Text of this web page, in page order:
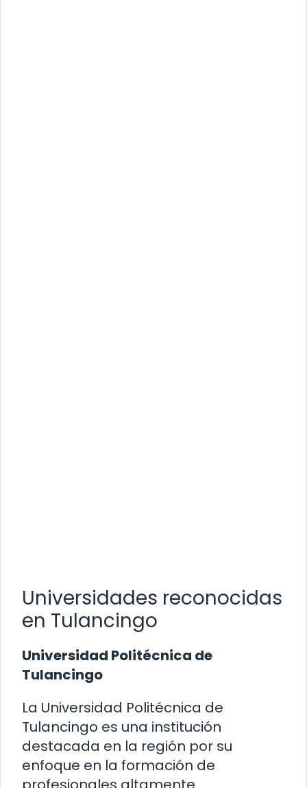
Universidades reconocidas
en Tulancingo
Universidad Politécnica de
Tulancingo
La Universidad Politécnica de
Tulancingo es una institución
destacada en la región por su
enfoque en la formación de